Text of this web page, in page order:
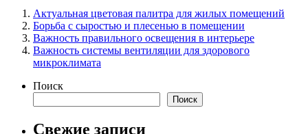
Актуальная цветовая палитра для жилых помещений
Борьба с сыростью и плесенью в помещении
Важность правильного освещения в интерьере
Важность системы вентиляции для здорового
микроклимата
Поиск
Поиск
Свежие записи